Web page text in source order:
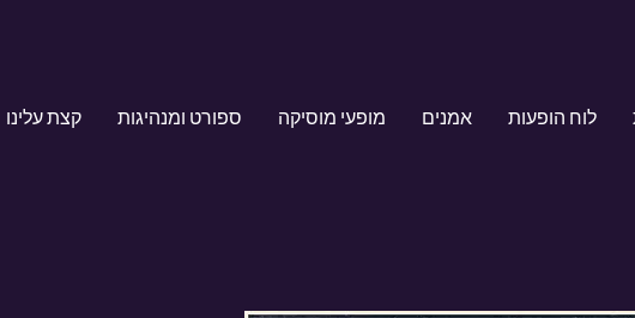
לוח הופעות אמנים מופעי מוסיקה ספורט ומנהיגות קצת עלינו